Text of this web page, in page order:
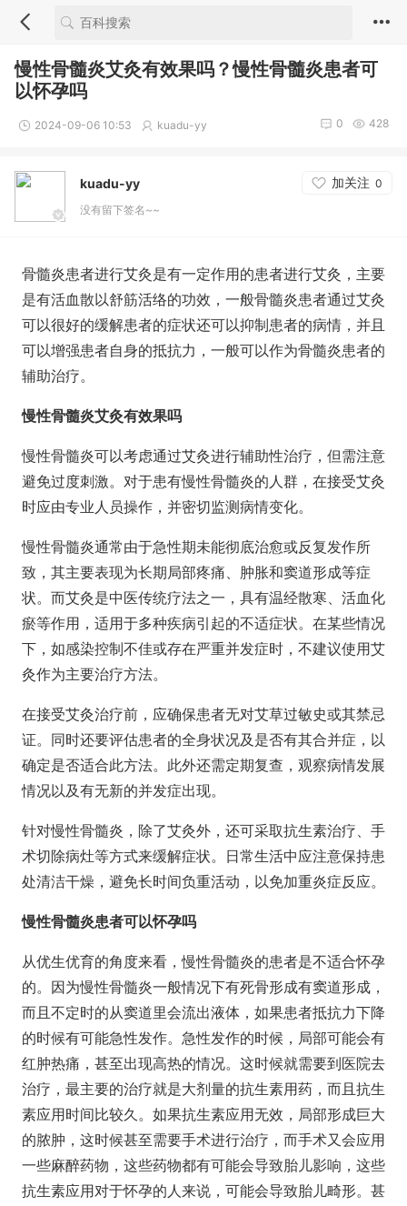
慢性骨髓炎艾灸有效果吗？慢性骨髓炎患者可
以怀孕吗
2024-09-06 10:53 kuadu-yy 428
0
kuadu-yy 加关注 0
没有留下签名~~
骨髓炎患者进行艾灸是有一定作用的患者进行艾灸，主要
是有活血散以舒筋活络的功效，一般骨髓炎患者通过艾灸
可以很好的缓解患者的症状还可以抑制患者的病情，并且
可以增强患者自身的抵抗力，一般可以作为骨髓炎患者的
辅助治疗。
慢性骨髓炎艾灸有效果吗
慢性骨髓炎可以考虑通过艾灸进行辅助性治疗，但需注意
避免过度刺激。对于患有慢性骨髓炎的人群，在接受艾灸
时应由专业人员操作，并密切监测病情变化。
慢性骨髓炎通常由于急性期未能彻底治愈或反复发作所
致，其主要表现为长期局部疼痛、肿胀和窦道形成等症
状。而艾灸是中医传统疗法之一，具有温经散寒、活血化
瘀等作用，适用于多种疾病引起的不适症状。在某些情况
下，如感染控制不佳或存在严重并发症时，不建议使用艾
灸作为主要治疗方法。
在接受艾灸治疗前，应确保患者无对艾草过敏史或其禁忌
证。同时还要评估患者的全身状况及是否有其合并症，以
确定是否适合此方法。此外还需定期复查，观察病情发展
情况以及有无新的并发症出现。
针对慢性骨髓炎，除了艾灸外，还可采取抗生素治疗、手
术切除病灶等方式来缓解症状。日常生活中应注意保持患
处清洁干燥，避免长时间负重活动，以免加重炎症反应。
慢性骨髓炎患者可以怀孕吗
从优生优育的角度来看，慢性骨髓炎的患者是不适合怀孕
的。因为慢性骨髓炎一般情况下有死骨形成有窦道形成，
而且不定时的从窦道里会流出液体，如果患者抵抗力下降
的时候有可能急性发作。急性发作的时候，局部可能会有
红肿热痛，甚至出现高热的情况。这时候就需要到医院去
治疗，最主要的治疗就是大剂量的抗生素用药，而且抗生
素应用时间比较久。如果抗生素应用无效，局部形成巨大
的脓肿，这时候甚至需要手术进行治疗，而手术又会应用
一些麻醉药物，这些药物都有可能会导致胎儿影响，这些
抗生素应用对于怀孕的人来说，可能会导致胎儿畸形。甚